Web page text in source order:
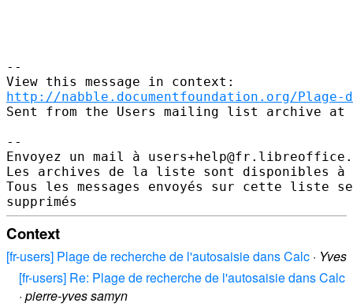
--
http://nabble.documentfoundation.org/Plage-
Sent from the Users mailing list archive at
--
Envoyez un mail à
Les archives de la liste sont disponibles à
Tous les messages envoyés sur cette liste
Context
[fr-users] Plage de recherche de l'autosaisie dans Calc · Yves
[fr-users] Re: Plage de recherche de l'autosaisie dans Calc
· pierre-yves samyn